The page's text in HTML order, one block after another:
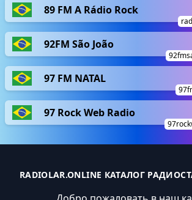
89 FM A Rádio Rock
92FM São João
97 FM NATAL
97 Rock Web Radio
RADIOLAR.ONLINE КАТАЛОГ